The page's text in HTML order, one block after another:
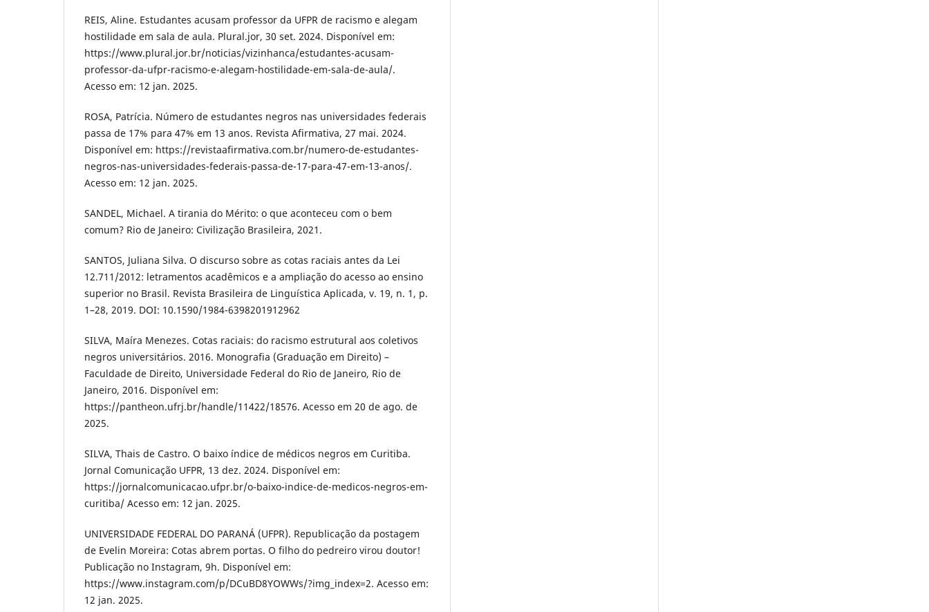
REIS, Aline. Estudantes acusam professor da UFPR de racismo e alegam
hostilidade em sala de aula. Plural.jor, 30 set. 2024. Disponível em:
https://www.plural.jor.br/noticias/vizinhanca/estudantes-acusam-
professor-da-ufpr-racismo-e-alegam-hostilidade-em-sala-de-aula/.
Acesso em: 12 jan. 2025.
ROSA, Patrícia. Número de estudantes negros nas universidades federais
passa de 17% para 47% em 13 anos. Revista Afirmativa, 27 mai. 2024.
Disponível em: https://revistaafirmativa.com.br/numero-de-estudantes-
negros-nas-universidades-federais-passa-de-17-para-47-em-13-anos/.
Acesso em: 12 jan. 2025.
SANDEL, Michael. A tirania do Mérito: o que aconteceu com o bem
comum? Rio de Janeiro: Civilização Brasileira, 2021.
SANTOS, Juliana Silva. O discurso sobre as cotas raciais antes da Lei
12.711/2012: letramentos acadêmicos e a ampliação do acesso ao ensino
superior no Brasil. Revista Brasileira de Linguística Aplicada, v. 19, n. 1, p.
1–28, 2019. DOI: 10.1590/1984-6398201912962
SILVA, Maíra Menezes. Cotas raciais: do racismo estrutural aos coletivos
negros universitários. 2016. Monografia (Graduação em Direito) –
Faculdade de Direito, Universidade Federal do Rio de Janeiro, Rio de
Janeiro, 2016. Disponível em:
https://pantheon.ufrj.br/handle/11422/18576. Acesso em 20 de ago. de
2025.
SILVA, Thais de Castro. O baixo índice de médicos negros em Curitiba.
Jornal Comunicação UFPR, 13 dez. 2024. Disponível em:
https://jornalcomunicacao.ufpr.br/o-baixo-indice-de-medicos-negros-em-
curitiba/ Acesso em: 12 jan. 2025.
UNIVERSIDADE FEDERAL DO PARANÁ (UFPR). Republicação da postagem
de Evelin Moreira: Cotas abrem portas. O filho do pedreiro virou doutor!
Publicação no Instagram, 9h. Disponível em:
https://www.instagram.com/p/DCuBD8YOWWs/?img_index=2. Acesso em:
12 jan. 2025.